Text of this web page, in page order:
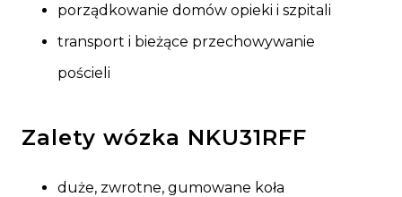
porządkowanie domów opieki i szpitali
transport i bieżące przechowywanie
pościeli
Zalety wózka NKU31RFF
duże, zwrotne, gumowane koła